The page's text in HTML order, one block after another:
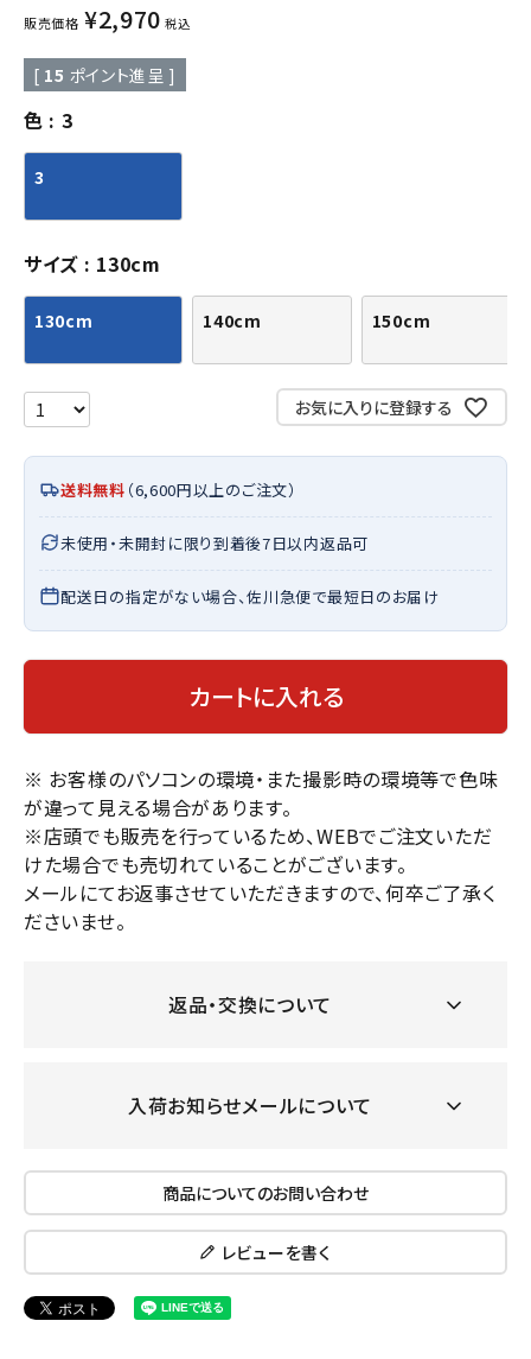
販売価格 ¥2,970 税込
[ 15 ポイント進呈 ]
色 3
3
サイズ 130cm
130cm 140cm 150cm
お気に入りに登録する
送料無料 （6,600円以上のご注文）
未使用・未開封に限り到着後7日以内返品可
配送日の指定がない場合、佐川急便で最短日のお届け
カートに入れる
※ お客様のパソコンの環境・また撮影時の環境等で色味
が違って見える場合があります。
※店頭でも販売を行っているため、WEBでご注文いただ
けた場合でも売切れていることがございます。
メールにてお返事させていただきますので、何卒ご了承く
ださいませ。
返品・交換について
入荷お知らせメールについて
商品についてのお問い合わせ
レビューを書く